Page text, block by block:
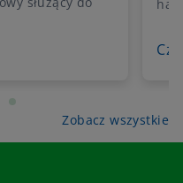
Zobacz wszystkie